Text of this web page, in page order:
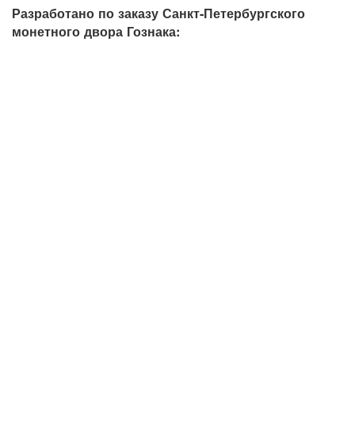
Разработано по заказу Санкт-Петербургского
монетного двора Гознака: